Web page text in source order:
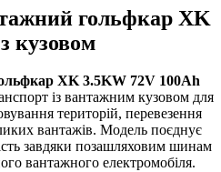
гольфкар XK
кузовом
XK 3.5KW 72V 100Ah
із вантажним кузовом для
територій, перевезення
вантажів. Модель поєднує
завдяки позашляховим шинам
вантажного електромобіля.